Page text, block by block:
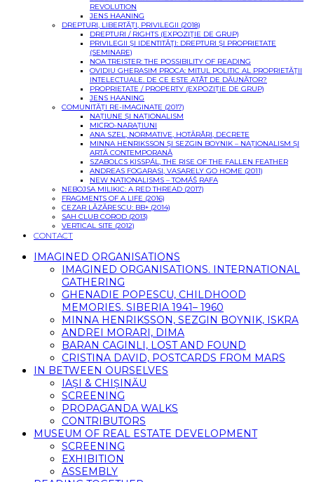
REVOLUTION
JENS HAANING
DREPTURI, LIBERTĂȚI, PRIVILEGII (2018)
DREPTURI / RIGHTS (EXPOZIŢIE DE GRUP)
PRIVILEGII ŞI IDENTITĂŢI: DREPTURI ŞI PROPRIETATE
(SEMINARE)
NOA TREISTER: THE POSSIBILITY OF READING
OVIDIU GHERASIM PROCA: MITUL POLITIC AL PROPRIETĂŢII
INTELECTUALE. DE CE ESTE ATÂT DE DĂUNĂTOR?
PROPRIETATE / PROPERTY (EXPOZIȚIE DE GRUP)
JENS HAANING
COMUNITĂȚI RE-IMAGINATE (2017)
NAȚIUNE ȘI NAȚIONALISM
MICRO-NARAȚIUNI
ANA SZEL, NORMATIVE, HOTĂRÂRI, DECRETE
MINNA HENRIKSSON ȘI SEZGIN BOYNIK – NAȚIONALISM ȘI
ARTĂ CONTEMPORANĂ
SZABOLCS KISSPÁL, THE RISE OF THE FALLEN FEATHER
ANDREAS FOGARASI, VASARELY GO HOME (2011)
NEW NATIONALISMS – TOMÁŠ RAFA
NEBOJSA MILIKIC: A RED THREAD (2017)
FRAGMENTS OF A LIFE (2016)
CEZAR LĂZĂRESCU: BB+ (2014)
SAH CLUB COROD (2013)
VERTICAL SITE (2012)
CONTACT
IMAGINED ORGANISATIONS
IMAGINED ORGANISATIONS. INTERNATIONAL
GATHERING
GHENADIE POPESCU, CHILDHOOD
MEMORIES. SIBERIA 1941– 1960
MINNA HENRIKSSON, SEZGIN BOYNIK, ISKRA
ANDREI MORARI, DIMA
BARAN CAGINLI, LOST AND FOUND
CRISTINA DAVID, POSTCARDS FROM MARS
IN BETWEEN OURSELVES
IAȘI & CHIȘINĂU
SCREENING
PROPAGANDA WALKS
CONTRIBUTORS
MUSEUM OF REAL ESTATE DEVELOPMENT
SCREENING
EXHIBITION
ASSEMBLY